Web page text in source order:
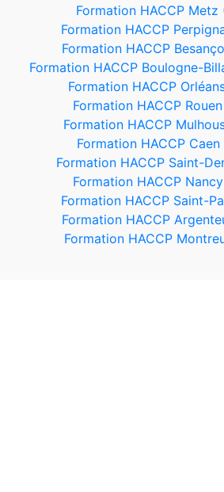
Formation HACCP Metz
Formation HACCP
Formation HACCP
Formation HACCP Boulogne-
Formation HACCP
Formation HACCP
Formation HACCP
Formation HACCP
Formation HACCP Saint-
Formation HACCP
Formation HACCP Saint-
Formation HACCP
Formation HACCP